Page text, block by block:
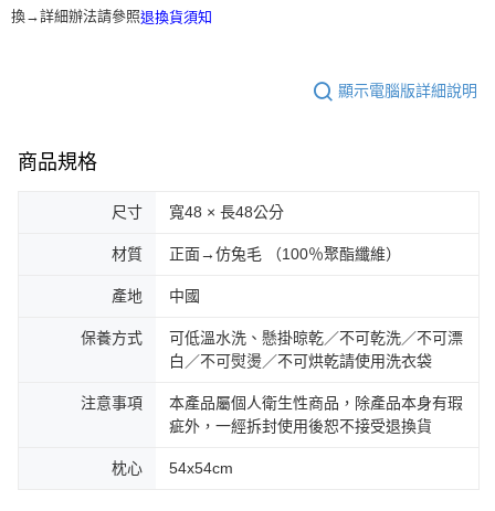
換→詳細辦法請參照退換貨須知
顯示電腦版詳細說明
商品規格
尺寸 寬48 × 長48公分
材質 正面→仿兔毛 （100％聚酯纖維）
產地 中國
保養方式
可低溫水洗、懸掛晾乾／不可乾洗／不可漂
白／不可熨燙／不可烘乾請使用洗衣袋
注意事項
本產品屬個人衛生性商品，除產品本身有瑕
疵外，一經拆封使用後恕不接受退換貨
枕心 54x54cm